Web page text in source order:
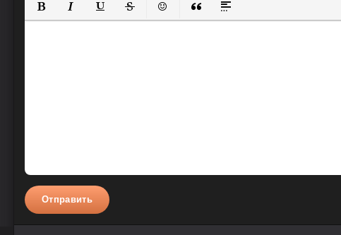
Полужирный
КурсивПодчеркнутый
ЗачеркнутыйВставить смайлик
Вставка цитаты
Вставка спойлера
Отправить